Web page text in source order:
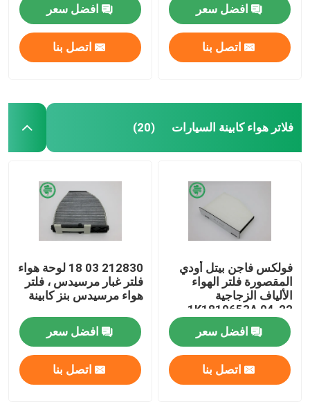
افضل سعر
اتصل بنا
افضل سعر
اتصل بنا
فلاتر هواء كابينة السيارات (20)
فولكس فاجن بيتل أودي
المقصورة فلتر الهواء
الألياف الزجاجية
1K1819653A 04-22
افضل سعر
اتصل بنا
212830 03 18 لوحة هواء
فلتر غبار مرسيدس ، فلتر
هواء مرسيدس بنز كابينة
افضل سعر
اتصل بنا